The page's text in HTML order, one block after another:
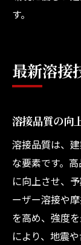
す。
最新溶接
溶接品質の向
溶接品質は、
な要素です。
に向上させ、
ーザー溶接や
を高め、強度
により、地震